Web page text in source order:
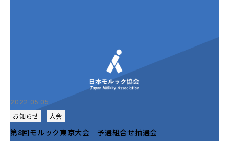
2022.05.05
お知らせ
大会
第8回モルック東京大会 予選組合せ抽選会